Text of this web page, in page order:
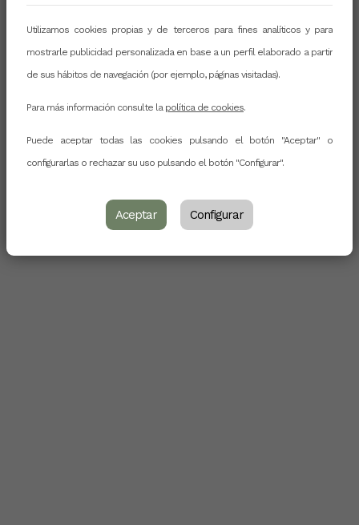
Utilizamos cookies propias y de terceros para fines analíticos y para
mostrarle publicidad personalizada en base a un perfil elaborado a partir
de sus hábitos de navegación (por ejemplo, páginas visitadas).
Para más información consulte la política de cookies.
Puede aceptar todas las cookies pulsando el botón "Aceptar" o
configurarlas o rechazar su uso pulsando el botón "Configurar".
Aceptar Configurar